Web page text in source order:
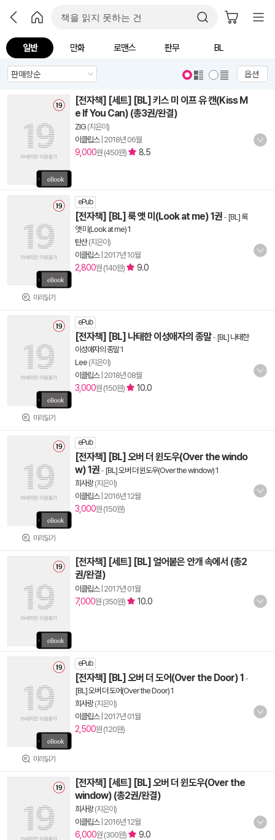
일반 만화 로맨스 판무 BL
옵션
[전자책] [세트] [BL] 키스 미 이프 유 캔(Kiss M
e If You Can) (총3권/완결)
ZIG (지은이)
이클립스| 2018년 06월
9,000원 (450원) 8.5
미리읽기
ePub
[전자책] [BL] 룩 앳 미(Look at me) 1권 - [BL] 룩
앳 미(Look at me) 1
탄산(지은이)
이클립스| 2017년 10월
2,800원 (140원) 9.0
미리읽기
ePub
[전자책] [BL] 나태한 이성애자의 종말- [BL] 나태한
이성애자의 종말 1
Lee (지은이)
이클립스| 2018년 08월
3,000원 (150원) 10.0
미리읽기
ePub
[전자책] [BL] 오버 더 윈도우(Over the windo
w) 1권 - [BL] 오버 더 윈도우(Over the window) 1
희사랑(지은이)
이클립스| 2016년 12월
3,000원 (150원)
[전자책] [세트] [BL] 얼어붙은 안개 속에서 (총2
권/완결)
이클립스| 2017년 01월
7,000원 (350원) 10.0
미리읽기
ePub
[전자책] [BL] 오버 더 도어(Over the Door) 1 -
[BL] 오버 더 도어(Over the Door) 1
희사랑(지은이)
이클립스| 2017년 01월
2,500원 (120원)
[전자책] [세트] [BL] 오버 더 윈도우(Over the
window) (총2권/완결)
희사랑(지은이)
이클립스| 2016년 12월
6,000원 (300원) 9.0